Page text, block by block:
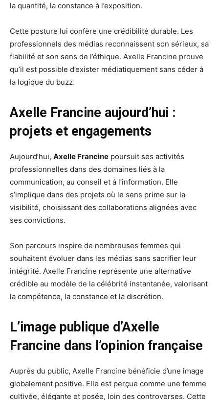
la quantité, la constance à l’exposition.
Cette posture lui confère une crédibilité durable. Les
professionnels des médias reconnaissent son sérieux, sa
fiabilité et son sens de l’éthique. Axelle Francine prouve
qu’il est possible d’exister médiatiquement sans céder à
la logique du buzz.
Axelle Francine aujourd’hui :
projets et engagements
Aujourd’hui, Axelle Francine poursuit ses activités
professionnelles dans des domaines liés à la
communication, au conseil et à l’information. Elle
s’implique dans des projets où le sens prime sur la
visibilité, choisissant des collaborations alignées avec
ses convictions.
Son parcours inspire de nombreuses femmes qui
souhaitent évoluer dans les médias sans sacrifier leur
intégrité. Axelle Francine représente une alternative
crédible au modèle de la célébrité instantanée, valorisant
la compétence, la constance et la discrétion.
L’image publique d’Axelle
Francine dans l’opinion française
Auprès du public, Axelle Francine bénéficie d’une image
globalement positive. Elle est perçue comme une femme
cultivée, élégante et posée, loin des controverses. Cette